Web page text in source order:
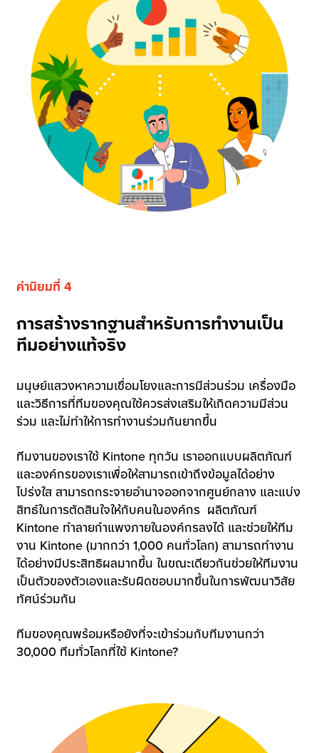
ค่านิยมที่ 4
การสร้างรากฐานสำหรับการทำงานเป็น
ทีมอย่างแท้จริง
มนุษย์แสวงหาความเชื่อมโยงและการมีส่วนร่วม เครื่องมือ
และวิธีการที่ทีมของคุณใช้ควรส่งเสริมให้เกิดความมีส่วน
ร่วม และไม่ทำให้การทำงานร่วมกันยากขึ้น
ทีมงานของเราใช้ Kintone ทุกวัน เราออกแบบผลิตภัณฑ์
และองค์กรของเราเพื่อให้สามารถเข้าถึงข้อมูลได้อย่าง
โปร่งใส สามารถกระจายอำนาจออกจากศูนย์กลาง และแบ่ง
สิทธ์ในการตัดสินใจให้กับคนในองค์กร ผลิตภัณฑ์
Kintone ทำลายกำแพงภายในองค์กรลงได้ และช่วยให้ทีม
งาน Kintone (มากกว่า 1,000 คนทั่วโลก) สามารถทำงาน
ได้อย่างมีประสิทธิผลมากขึ้น ในขณะเดียวกันช่วยให้ทีมงาน
เป็นตัวของตัวเองและรับผิดชอบมากขึ้นในการพัฒนาวิสัย
ทัศน์ร่วมกัน
ทีมของคุณพร้อมหรือยังที่จะเข้าร่วมกับทีมงานกว่า
30,000 ทีมทั่วโลกที่ใช้ Kintone?